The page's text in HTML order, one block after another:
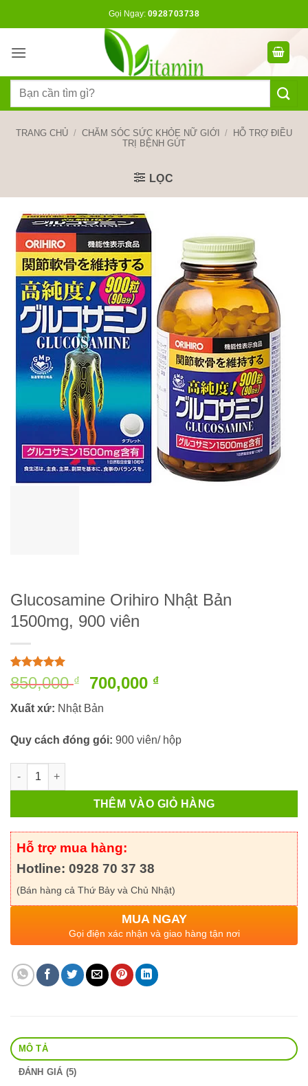
dung
Gọi Ngay: 0928703738
Tìm
TRANG CHỦ / CHĂM SÓC SỨC KHỎE NỮ GIỚI /
HỖ TRỢ ĐIỀU
TRỊ BỆNH GÚT
LỌC
Glucosamine Orihiro Nhật Bản
1500mg, 900 viên
5trên 5
dựa trên
5
850,000₫
Giá
gốc
là:
850,000 ₫.
700,000 ₫Giá
là:
700,000 ₫.
Xuất xứ: Nhật Bản
Quy cách đóng gói: 900 viên/ hộp
Glucosamine Orihiro Nhật Bản 1500mg, 900 viên số lượng
THÊM VÀO GIỎ HÀNG
Hỗ trợ mua hàng:
Hotline: 0928 70 37 38
(Bán hàng cả Thứ Bảy và Chủ Nhật)
MUA NGAY
Gọi điện xác nhận và giao hàng tận nơi
MÔ TẢ
ĐÁNH GIÁ (5)